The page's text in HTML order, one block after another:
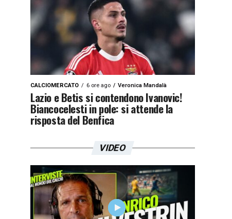
CALCIOMERCATO 6 ore ago Veronica Mandalà
Lazio e Betis si contendono Ivanovic!
Biancocelesti in pole: si attende la
risposta del Benfica
VIDEO